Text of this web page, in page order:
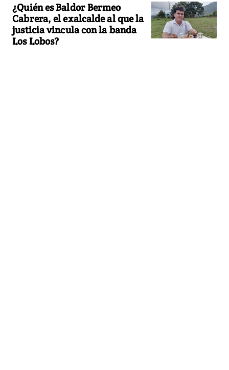
¿Quién es Baldor Bermeo
Cabrera, el exalcalde al que la
justicia vincula con la banda
Los Lobos?